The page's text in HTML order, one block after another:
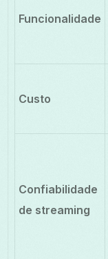
Funcionalidade
Custo
Confiabilidade
de streaming